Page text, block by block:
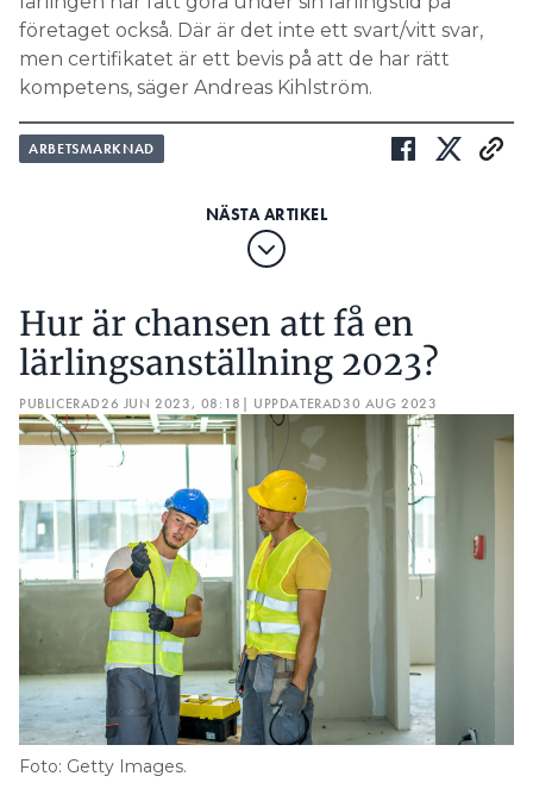
företaget också. Där är det inte ett svart/vitt svar,
men certifikatet är ett bevis på att de har rätt
kompetens, säger Andreas Kihlström.
ARBETSMARKNAD
Hur är chansen att få en
lärlingsanställning 2023?
PUBLICERAD26 JUN 2023, 08:18 | UPPDATERAD30 AUG 2023
Foto: Getty Images.